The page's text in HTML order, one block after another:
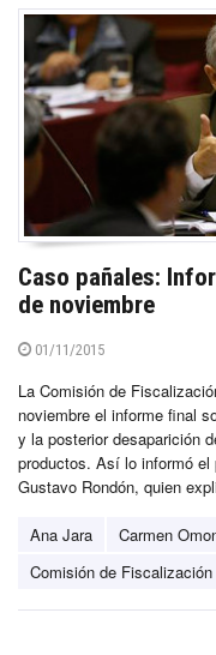
Caso pañales:
de noviembre
01/11/2015
La Comisión de
noviembre el informe final
y la posterior desaparición
productos. Así lo informó el
Gustavo Rondón, quien
Ana Jara
Carmen
Comisión de Fiscalización